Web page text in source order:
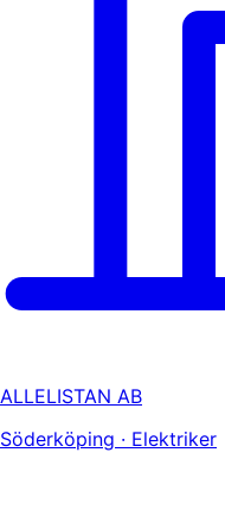
ALLELISTAN AB
Söderköping · Elektriker